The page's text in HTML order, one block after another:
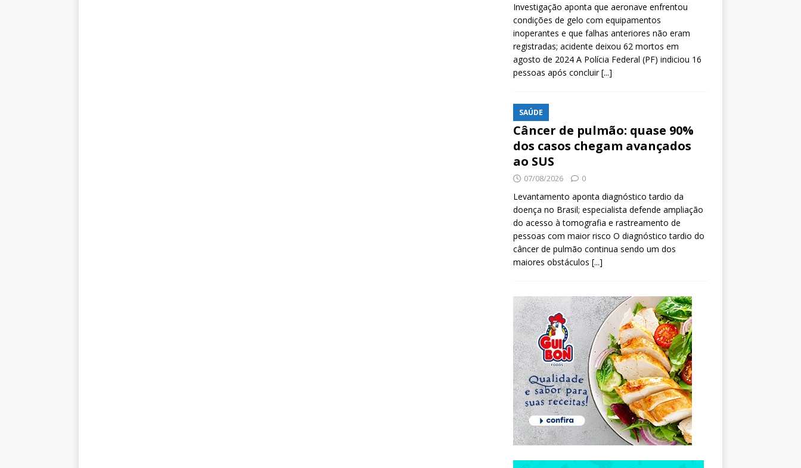
Investigação aponta que aeronave enfrentou
condições de gelo com equipamentos
inoperantes e que falhas anteriores não eram
registradas; acidente deixou 62 mortos em
agosto de 2024 A Polícia Federal (PF) indiciou 16
pessoas após concluir[...]
SAÚDE
Câncer de pulmão: quase 90%
dos casos chegam avançados
ao SUS
07/08/2026 0
Levantamento aponta diagnóstico tardio da
doença no Brasil; especialista defende ampliação
do acesso à tomografia e rastreamento de
pessoas com maior risco O diagnóstico tardio do
câncer de pulmão continua sendo um dos
maiores obstáculos [...]